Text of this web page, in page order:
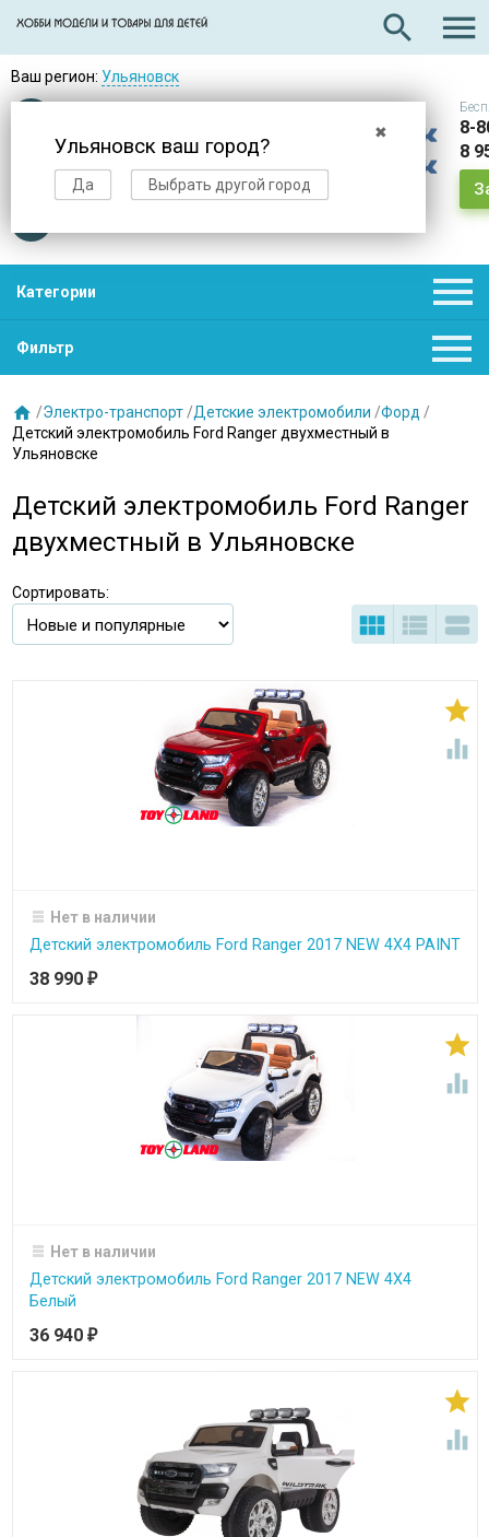
search 
Ваш регион: Ульяновск
✖
Ульяновск ваш город?
Да Выбрать другой город
Доставкав день заказа
8-
8
Категории 
Фильтр 
 /Электро-транспорт /Детские электромобили /Форд /
Детский электромобиль Ford Ranger двухместный в
Ульяновске
Детский электромобиль Ford Ranger
двухместный в Ульяновске
Сортировать:
  


Нет в наличии
Детский электромобиль Ford Ranger 2017 NEW 4X4 PAINT
38 990 ₽


Нет в наличии
Детский электромобиль Ford Ranger 2017 NEW 4X4
Белый
36 940 ₽

